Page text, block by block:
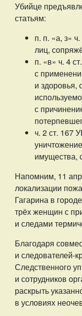
Убийце
статьям:
п. п. «а, з»
лиц,
п. «в» ч. 4
с
и здоровья,
с
ч. 2 ст.
имущества,
Напомним, 11
локализации
Гагарина в
трёх женщин с
и следами
Благодаря
и следователей-
Следственного
и сотрудников
раскрыть
в условиях